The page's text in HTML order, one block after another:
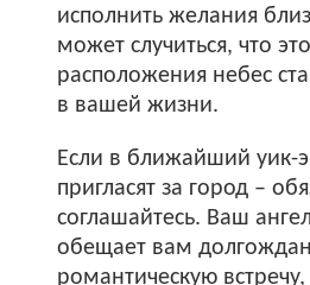
исполнить желания
может случиться, что
расположения небес
в вашей жизни.
Если в ближайший уик-
пригласят за город –
соглашайтесь. Ваш
обещает вам
романтическую